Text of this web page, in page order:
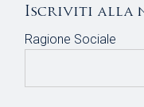
Iscriviti alla
Ragione Sociale